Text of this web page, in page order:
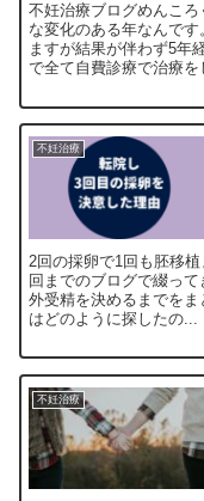
不妊治療ブログめんこ
な変化のある年なんで
ますが結果が伴わず5年
で全て自費診療で治療を
不妊治療
2回の採卵で1回も胚移
回までのブログで綴っ
外受精を決めるまでを
はどのように探したの...
不妊治療